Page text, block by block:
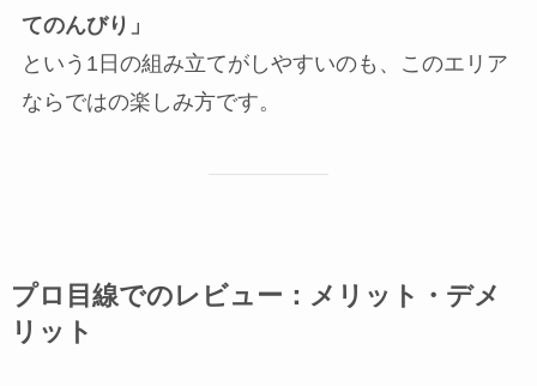
てのんびり」
という1日の組み立てがしやすいのも、このエリア
ならではの楽しみ方です。
プロ目線でのレビュー：メリット・デメ
リット